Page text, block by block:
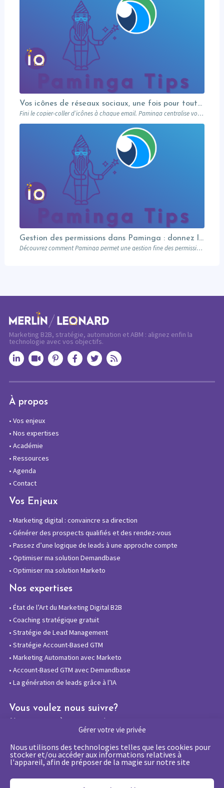
Gérer votre vie privée
Nous utilisons des technologies telles que les cookies pour
stocker et/ou accéder aux informations relatives à
l'appareil, afin de préposer de la magie sur notre site
Vos icônes de réseaux sociaux, une fois pour toutes
Fini le copier-coller d’icônes à chaque email. Paminga centralise vos profils sociaux et les met à disposition de toute l’équipe via un élément dédié. Découvrez comment en 5 minutes.
Gestion des permissions dans Paminga : donnez les bons droits aux bonnes personnes
Découvrez comment Paminga permet une gestion fine des permissions : rôles, équipes, workspaces et contrôle au niveau des champs. Sécurisez votre marketing automation.
Marketing B2B, stratégie, automation et ABM : alignez enfin la
technologie avec vos objectifs.
À propos
• Vos enjeux
• Nos expertises
• Académie
• Ressources
• Agenda
• Contact
Vos Enjeux
• Marketing digital : convaincre sa direction
• Générer des prospects qualifiés et des rendez-vous
• Passez d’une logique de leads à une approche compte
• Optimiser ma solution Demandbase
• Optimiser ma solution Marketo
Nos expertises
• État de l’Art du Marketing Digital B2B
• Coaching stratégique gratuit
• Stratégie de Lead Management
• Stratégie Account-Based GTM
• Marketing Automation avec Marketo
• Account-Based GTM avec Demandbase
• La génération de leads grâce à l’IA
Vous voulez nous suivre?
Abonnez-vous à notre newsletter